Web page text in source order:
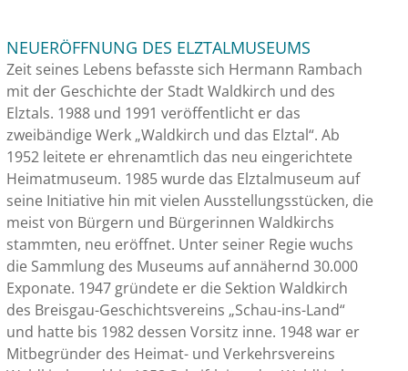
NEUERÖFFNUNG DES ELZTALMUSEUMS
Zeit seines Lebens befasste sich Hermann Rambach
mit der Geschichte der Stadt Waldkirch und des
Elztals. 1988 und 1991 veröffentlicht er das
zweibändige Werk „Waldkirch und das Elztal“. Ab
1952 leitete er ehrenamtlich das neu eingerichtete
Heimatmuseum. 1985 wurde das Elztalmuseum auf
seine Initiative hin mit vielen Ausstellungsstücken, die
meist von Bürgern und Bürgerinnen Waldkirchs
stammten, neu eröffnet. Unter seiner Regie wuchs
die Sammlung des Museums auf annähernd 30.000
Exponate. 1947 gründete er die Sektion Waldkirch
des Breisgau-Geschichtsvereins „Schau-ins-Land“
und hatte bis 1982 dessen Vorsitz inne. 1948 war er
Mitbegründer des Heimat- und Verkehrsvereins